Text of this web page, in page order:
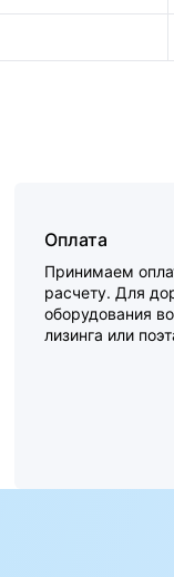
Оплата
Принимаем
расчету. Для
оборудования
лизинга или